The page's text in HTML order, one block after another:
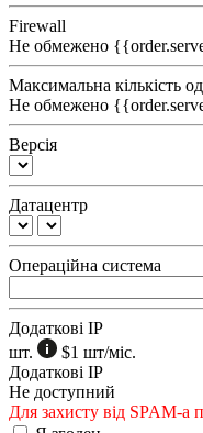
Firewall
Не обмежено
Максимальна кількість
Не обмежено
Версія
Датацентр
Операційна система
Додаткові IP
шт.
$1 шт/міс.
Додаткові IP
Не доступний
Для захисту від SPAM-а